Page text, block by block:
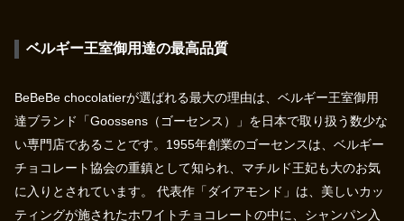
ベルギー王室御用達の最高品質
BeBeBe chocolatierが選ばれる最大の理由は、ベルギー王室御用
達ブランド「Goossens（ゴーセンス）」を日本で取り扱う数少な
い専門店であることです。1955年創業のゴーセンスは、ベルギー
チョコレート協会の重鎮として知られ、マチルド王妃も大のお気
に入りとされています。 代表作「ダイアモンド」は、美しいカッ
ティングが施されたホワイトチョコレートの中に、シャンパン入